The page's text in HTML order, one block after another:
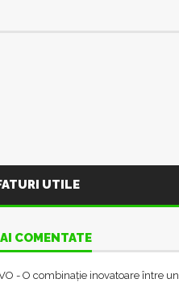
UTILE
COMENTATE
- O combinație inovatoare între un